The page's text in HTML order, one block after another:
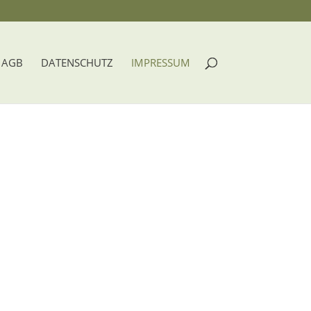
AGB DATENSCHUTZ IMPRESSUM